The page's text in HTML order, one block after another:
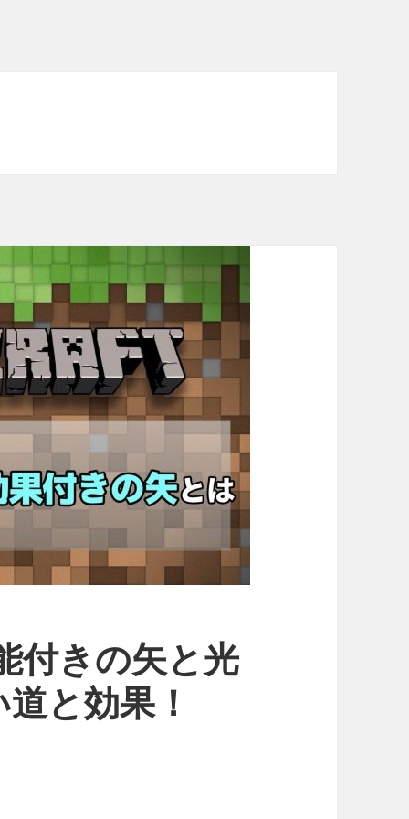
付きの矢と光
と効果！